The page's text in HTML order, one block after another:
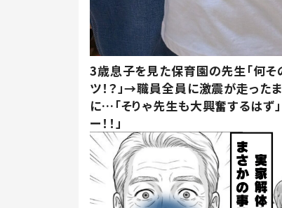
3歳息子を見た保育園の先生「何そ
ツ！？」→職員全員に激震が走った
に…「そりゃ先生も大興奮するはず」
ー！！」